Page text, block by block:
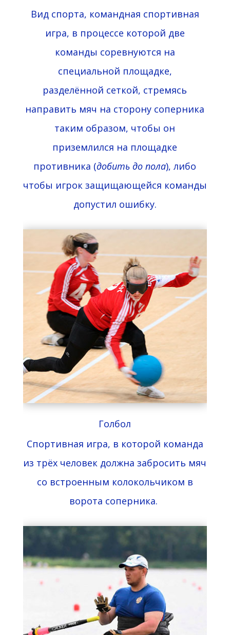
Вид спорта, командная спортивная
игра, в процессе которой две
команды соревнуются на
специальной площадке,
разделённой сеткой, стремясь
направить мяч на сторону соперника
таким образом, чтобы он
приземлился на площадке
противника (добить до пола), либо
чтобы игрок защищающейся команды
допустил ошибку.
Голбол
Спортивная игра, в которой команда
из трёх человек должна забросить мяч
со встроенным колокольчиком в
ворота соперника.